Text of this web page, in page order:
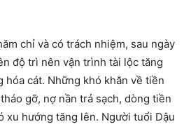
chỉ và có trách nhiệm, sau ngày
độ trì nên vận trình tài lộc tăng
hóa cát. Những khó khăn về tiền
gỡ, nợ nần trả sạch, dòng tiền
xu hướng tăng lên. Người tuổi Dậu